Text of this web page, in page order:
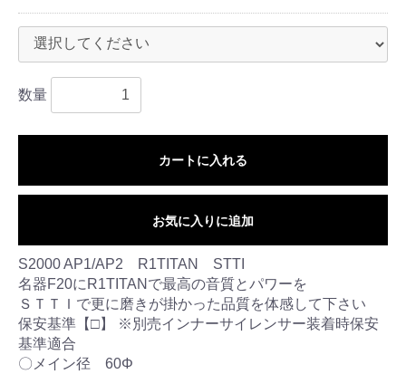
数量
カートに入れる
お気に入りに追加
S2000 AP1/AP2 R1TITAN STTI
名器F20にR1TITANで最高の音質とパワーを
ＳＴＴＩで更に磨きが掛かった品質を体感して下さい
保安基準【□】 ※別売インナーサイレンサー装着時保安
基準適合
〇メイン径 60Φ